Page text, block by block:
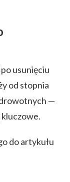
usunięciu
od stopnia
—
do artykułu